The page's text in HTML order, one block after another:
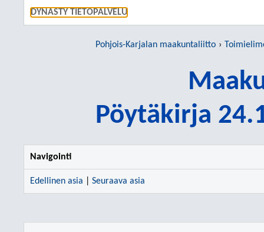
DYNASTY TIETOPALVELU
Pohjois-Karjalan maakuntaliitto
Pöytäkirja
Navigointi
Edellinen asia Seuraava asia